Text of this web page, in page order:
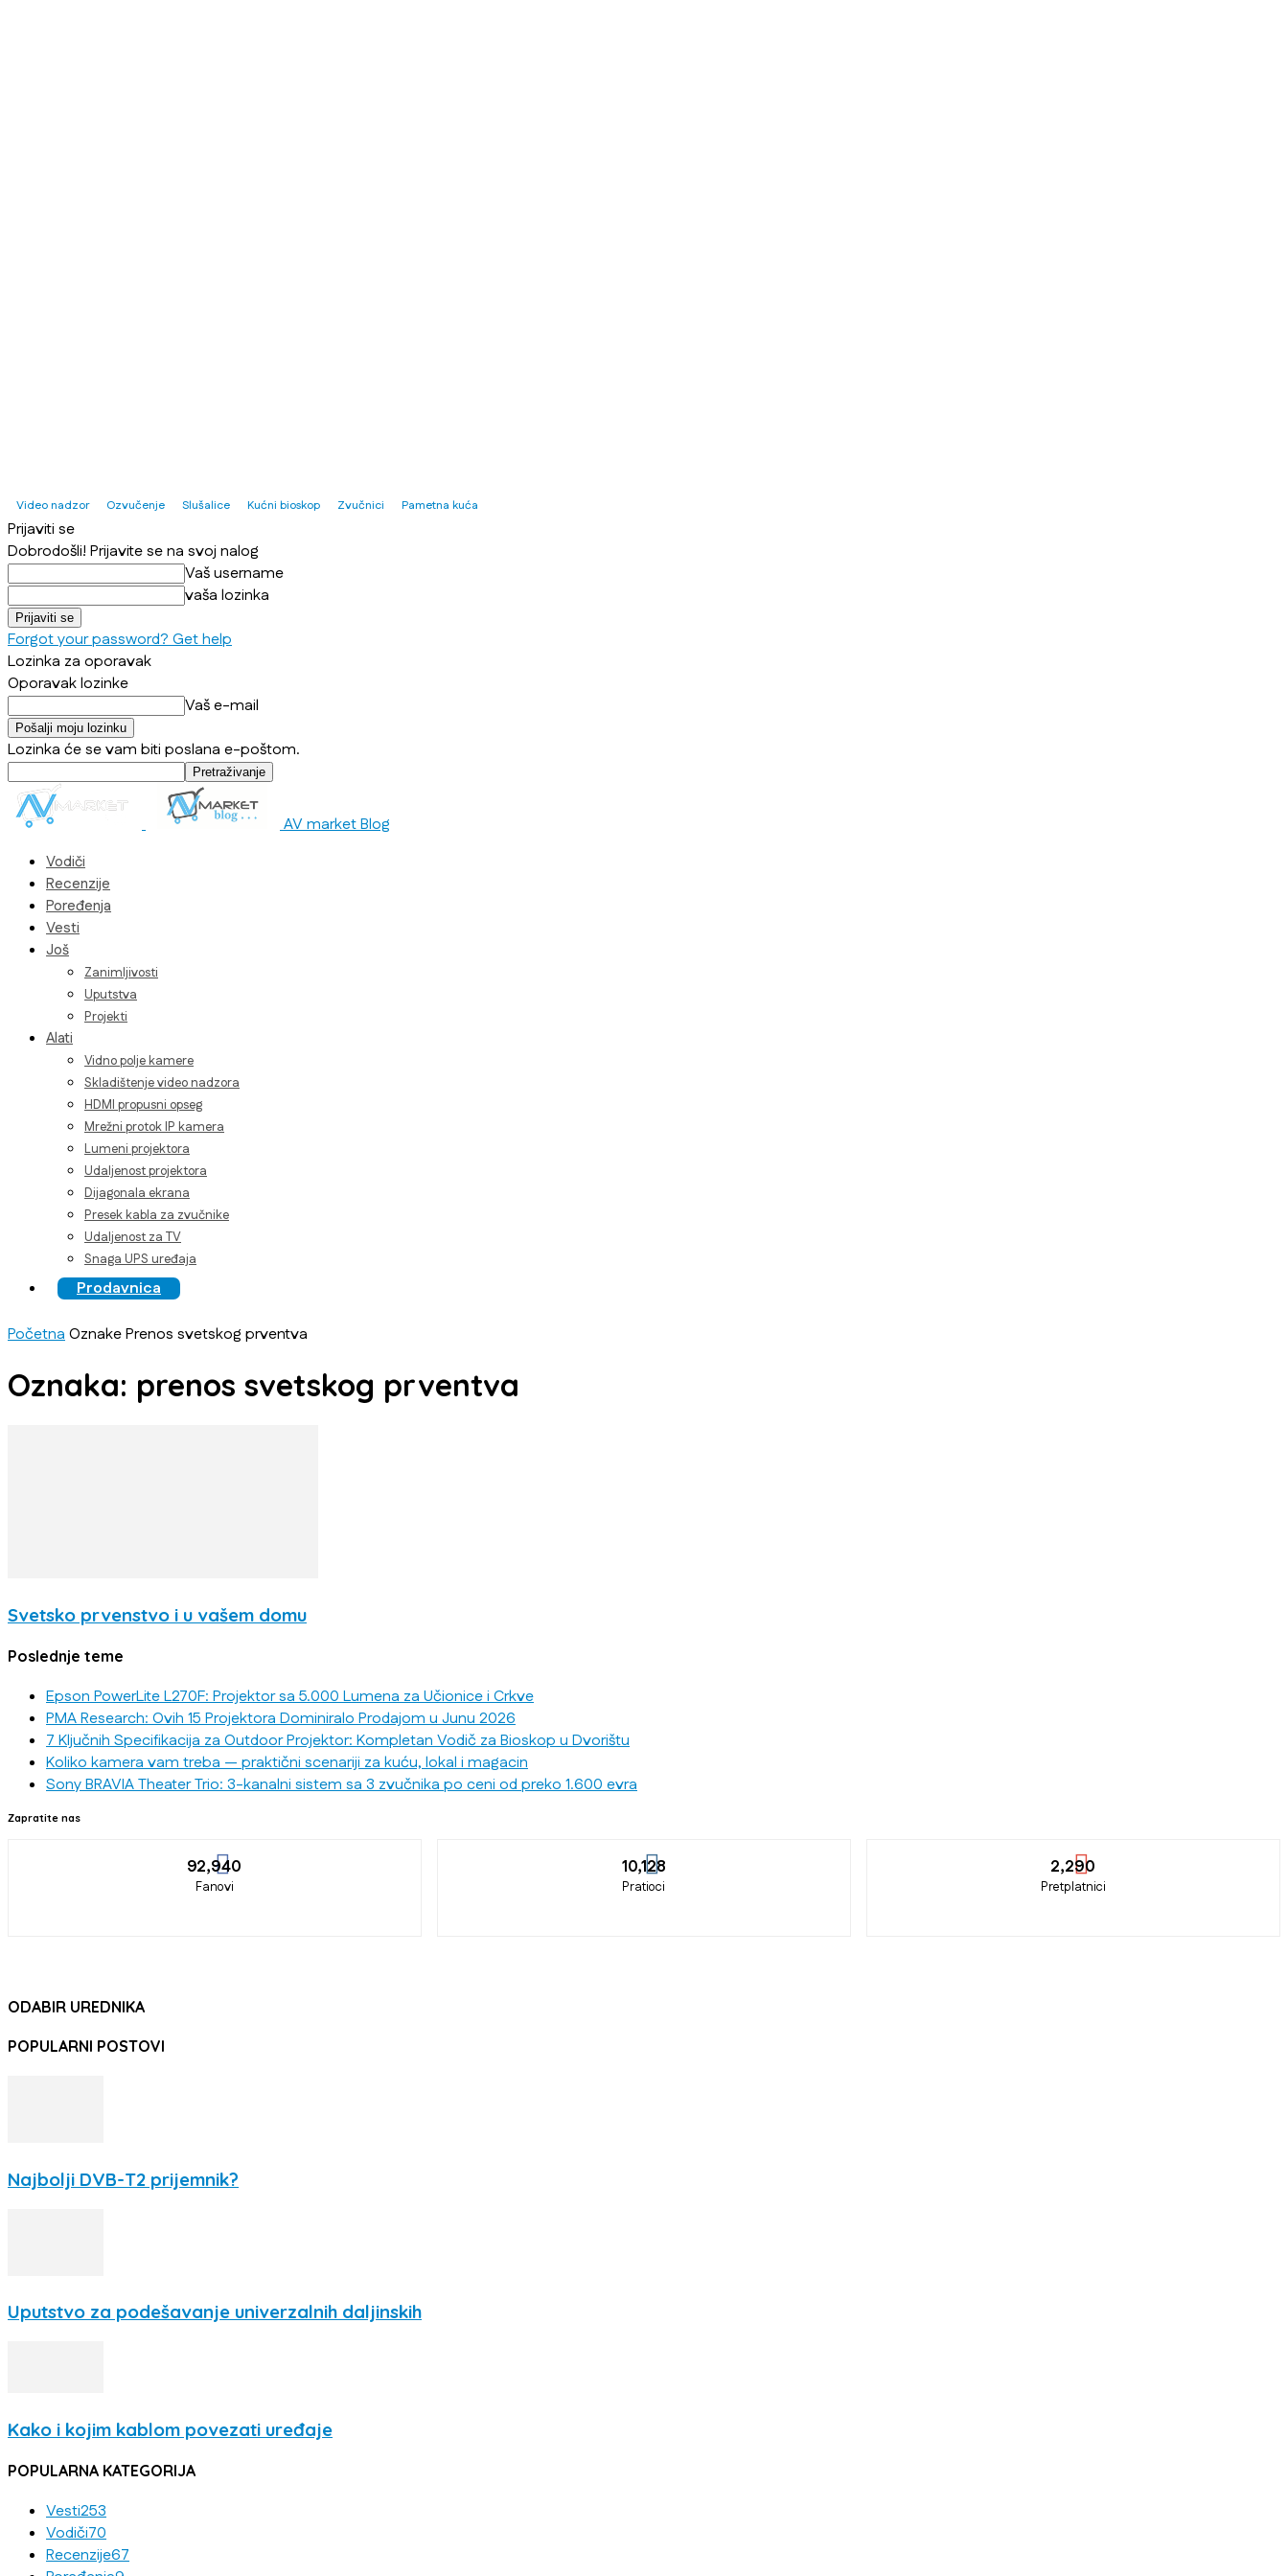
Video nadzor Ozvučenje Slušalice Kućni bioskop Zvučnici Pametna kuća
Prijaviti se
Dobrodošli! Prijavite se na svoj nalog
Vaš username
vaša lozinka
Forgot your password? Get help
Lozinka za oporavak
Oporavak lozinke
Vaš e-mail
Lozinka će se vam biti poslana e-poštom.
AV market Blog
Vodiči
Recenzije
Poređenja
Vesti
Još
Zanimljivosti
Uputstva
Projekti
Alati
Vidno polje kamere
Skladištenje video nadzora
HDMI propusni opseg
Mrežni protok IP kamera
Lumeni projektora
Udaljenost projektora
Dijagonala ekrana
Presek kabla za zvučnike
Udaljenost za TV
Snaga UPS uređaja
Prodavnica
PočetnaOznakePrenos svetskog prventva
Oznaka: prenos svetskog prventva
Svetsko prvenstvo i u vašem domu
Poslednje teme
Epson PowerLite L270F: Projektor sa 5.000 Lumena za Učionice i Crkve
PMA Research: Ovih 15 Projektora Dominiralo Prodajom u Junu 2026
7 Ključnih Specifikacija za Outdoor Projektor: Kompletan Vodič za Bioskop u Dvorištu
Koliko kamera vam treba — praktični scenariji za kuću, lokal i magacin
Sony BRAVIA Theater Trio: 3-kanalni sistem sa 3 zvučnika po ceni od preko 1.600 evra
Zapratite nas
92,940
Fanovi
10,128
Pratioci
2,290
Pretplatnici
ODABIR UREDNIKA
POPULARNI POSTOVI
Najbolji DVB-T2 prijemnik?
Uputstvo za podešavanje univerzalnih daljinskih
Kako i kojim kablom povezati uređaje
POPULARNA KATEGORIJA
Vesti253
Vodiči70
Recenzije67